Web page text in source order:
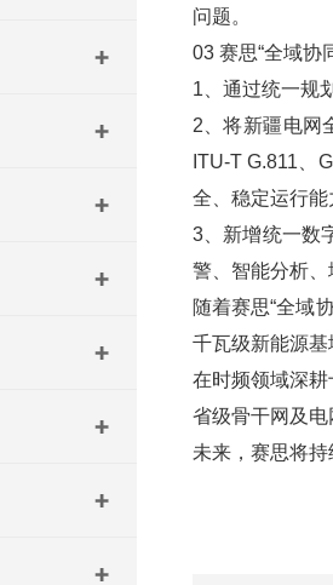
问题。
03 赛思“全域协
1、通过统一规
2、将新疆电网
ITU-T G.811、
全、稳定运行能
3、新增统一数
警、智能分析
随着赛思“全域
千瓦级新能源
在时频领域深
省级骨干网及
未来，赛思将